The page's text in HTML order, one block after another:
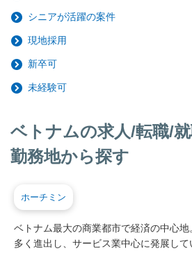
シニアが活躍の案件
現地採用
新卒可
未経験可
ベトナムの求人/転職/
勤務地から探す
ホーチミン
ベトナム最大の商業都市で経済の中心
多く進出し、サービス業中心に発展して